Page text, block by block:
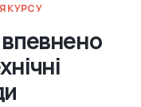
КУРСУ